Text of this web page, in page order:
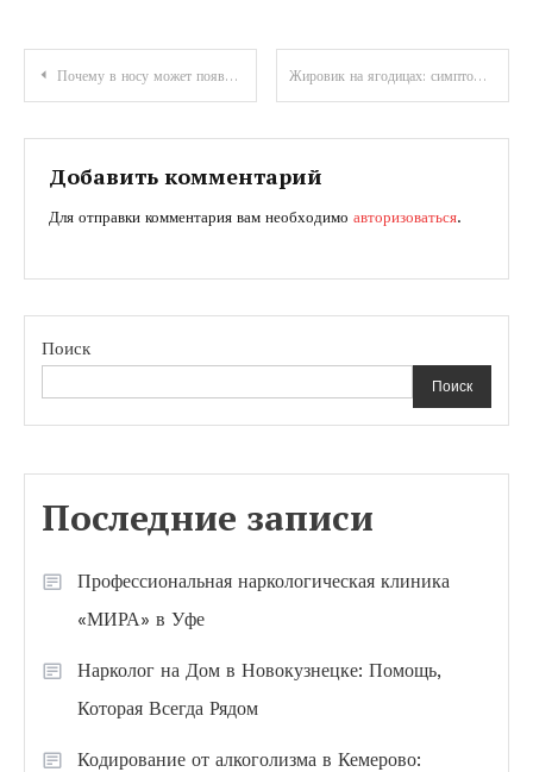
Навигация
по
записям
Почему в носу может появиться фурункул: методы избавления Жировик на ягодицах: симптоматика и безопасные способы удаления
Добавить комментарий
Для отправки комментария вам необходимо авторизоваться.
Поиск
Поиск
Последние записи
Профессиональная наркологическая клиника
«МИРА» в Уфе
Нарколог на Дом в Новокузнецке: Помощь,
Которая Всегда Рядом
Кодирование от алкоголизма в Кемерово: